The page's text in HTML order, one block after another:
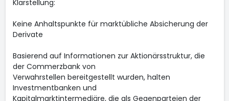
Klarstellung:
Keine Anhaltspunkte für marktübliche Absicherung der
Derivate
Basierend auf Informationen zur Aktionärsstruktur, die
der Commerzbank von
Verwahrstellen bereitgestellt wurden, halten
Investmentbanken und
Kapitalmarktintermediäre, die als Gegenparteien der